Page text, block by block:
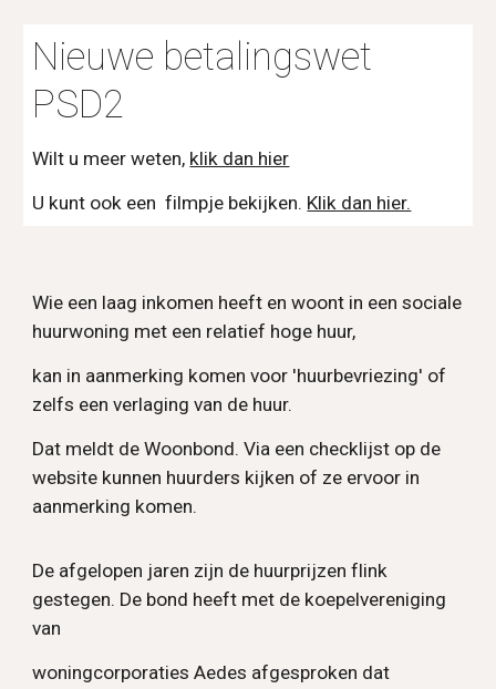
Nieuwe betalingswet
PSD2
Wilt u meer weten, klik dan hier
U kunt ook een filmpje bekijken. Klik dan hier.
Wie een laag inkomen heeft en woont in een sociale
huurwoning met een relatief hoge huur,
kan in aanmerking komen voor 'huurbevriezing' of
zelfs een verlaging van de huur.
Dat meldt de Woonbond. Via een checklijst op de
website kunnen huurders kijken of ze ervoor in
aanmerking komen.
De afgelopen jaren zijn de huurprijzen flink
gestegen. De bond heeft met de koepelvereniging
van
woningcorporaties Aedes afgesproken dat